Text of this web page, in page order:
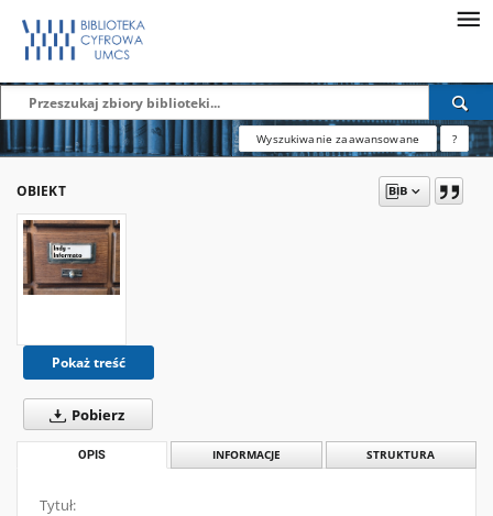
Wyszukiwanie zaawansowane ?
OBIEKT
Pokaż treść
Pobierz
OPIS INFORMACJE STRUKTURA
Tytuł: